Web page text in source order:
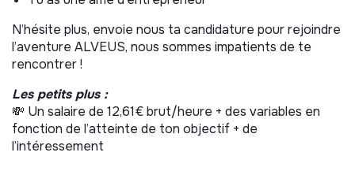
L'amélioration de la gestion opérationnelle
La coordination et l'accompagnement de nos tuteurs
prestataires
N’hésite plus, envoie nous ta candidature pour rejoindre
l’aventure ALVEUS, nous sommes impatients de te
rencontrer !
Les petits plus :
💸 Un salaire de 12,61€ brut/heure + des variables en
fonction de l’atteinte de ton objectif + de
l’intéressement